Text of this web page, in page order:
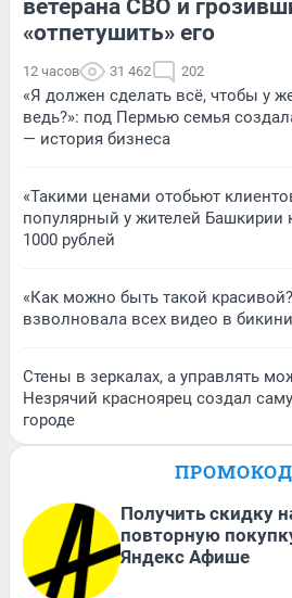
ветерана СВО и
«отпетушить» его
12 часов 31 462 202
«Я должен сделать всё, чтобы у
ведь?»: под Пермью семья
— история бизнеса
«Такими ценами отобьют
популярный у жителей Башкирии
1000 рублей
«Как можно быть такой
взволновала всех видео в бикини
Стены в зеркалах, а управлять
Незрячий красноярец создал
городе
Получить скидку
повторную
Яндекс Афише